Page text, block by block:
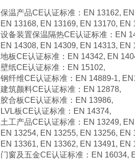
保温产品CE认证标准：EN 13162,
EN 13168, EN 13169, EN 13170, EN
设备装置保温隔热CE认证标准：EN
EN 14308, EN 14309, EN 14313, EN
地板CE认证标准：EN 14342, EN
壁纸CE认证标准：EN 15102,
钢纤维CE认证标准：EN 14889-1,
建筑颜料CE认证标准：EN 12878,
胶合板CE认证标准：EN 13986,
LVL板CE认证标准：EN 14374,
土工产品CE认证标准：EN 13249,
EN 13254, EN 13255, EN 13256, EN
EN 13361, EN 13362, EN 13491, EN
门窗及五金CE认证标准：EN 16034,